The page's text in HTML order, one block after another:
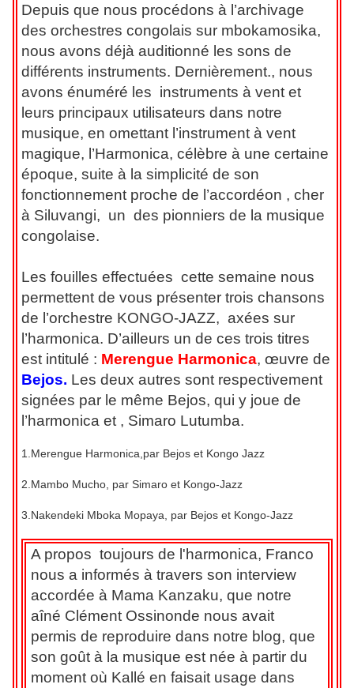
Depuis que nous procédons à l’archivage
des orchestres congolais sur mbokamosika,
nous avons déjà auditionné les sons de
différents instruments. Dernièrement., nous
avons énuméré les instruments à vent et
leurs principaux utilisateurs dans notre
musique, en omettant l’instrument à vent
magique, l’Harmonica, célèbre à une certaine
époque, suite à la simplicité de son
fonctionnement proche de l’accordéon , cher
à Siluvangi, un des pionniers de la musique
congolaise.
Les fouilles effectuées cette semaine nous
permettent de vous présenter trois chansons
de l’orchestre KONGO-JAZZ, axées sur
l’harmonica. D’ailleurs un de ces trois titres
est intitulé : Merengue Harmonica, œuvre de
Bejos. Les deux autres sont respectivement
signées par le même Bejos, qui y joue de
l’harmonica et , Simaro Lutumba.
1.Merengue Harmonica,par Bejos et Kongo Jazz
2.Mambo Mucho, par Simaro et Kongo-Jazz
3.Nakendeki Mboka Mopaya, par Bejos et Kongo-Jazz
A propos toujours de l'harmonica, Franco
nous a informés à travers son interview
accordée à Mama Kanzaku, que notre
aîné Clément Ossinonde nous avait
permis de reproduire dans notre blog, que
son goût à la musique est née à partir du
moment où Kallé en faisait usage dans